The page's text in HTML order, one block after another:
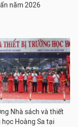
năm 2026
Nhà sách và thiết
Hoàng Sa tại